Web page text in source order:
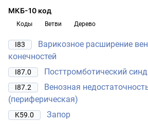
МКБ-10 код
Коды Ветви Дерево
I83
Варикозное расширение
конечностей
I87.0 Посттромботический
I87.2
Венозная
(периферическая)
K59.0 Запор